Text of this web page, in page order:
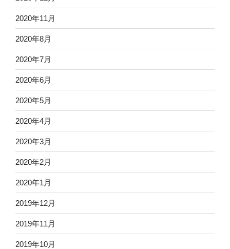
2020年11月
2020年8月
2020年7月
2020年6月
2020年5月
2020年4月
2020年3月
2020年2月
2020年1月
2019年12月
2019年11月
2019年10月